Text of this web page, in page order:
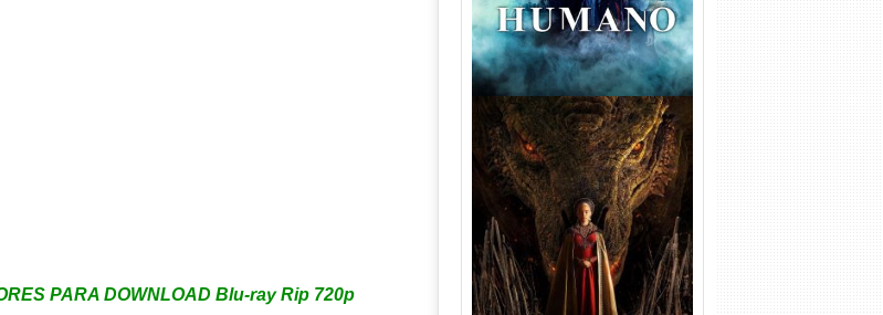
PARA DOWNLOAD Blu-ray Rip 720p
A Casa do Dragão 1ª
Temporada Torrent (2022)
WEB-DL 720p/1080p Dual
Áudio